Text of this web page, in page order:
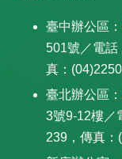
臺中辦公區：
501號／電話
真：
臺北辦公區：
3號9-12樓／
239，傳真